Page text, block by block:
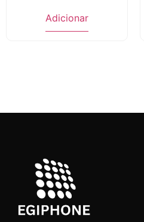
Adicionar